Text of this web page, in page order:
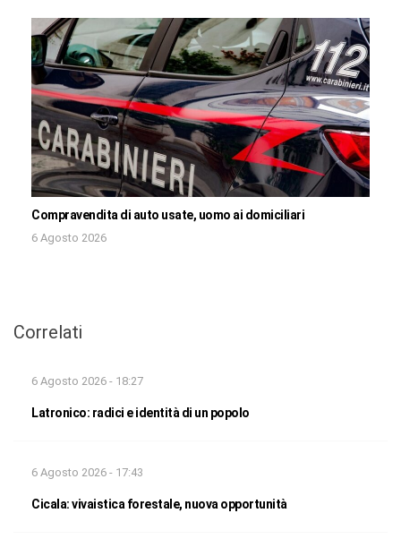
Compravendita di auto usate, uomo ai domiciliari
6 Agosto 2026
Correlati
6 Agosto 2026 - 18:27
Latronico: radici e identità di un popolo
6 Agosto 2026 - 17:43
Cicala: vivaistica forestale, nuova opportunità